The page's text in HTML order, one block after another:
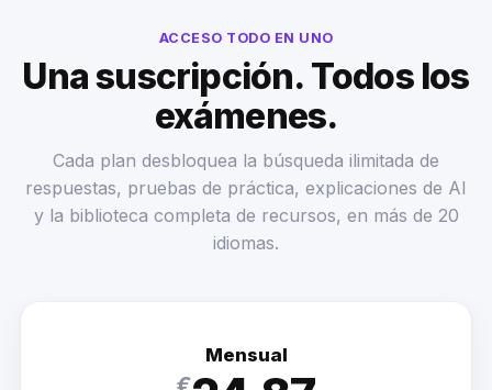
ACCESO TODO EN UNO
Una suscripción. Todos los
exámenes.
Cada plan desbloquea la búsqueda ilimitada de
respuestas, pruebas de práctica, explicaciones de AI
y la biblioteca completa de recursos, en más de 20
idiomas.
Mensual